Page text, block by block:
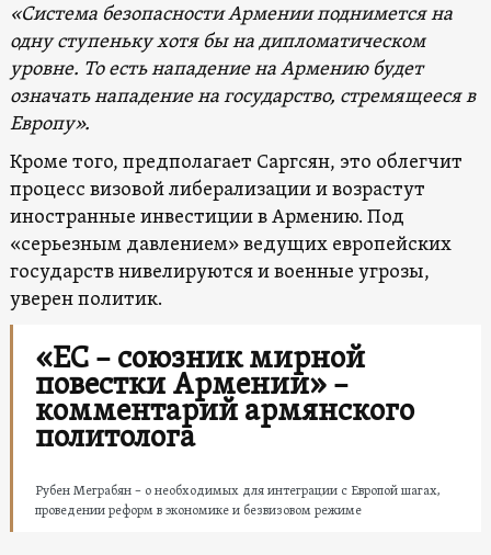
«Система безопасности Армении поднимется на
одну ступеньку хотя бы на дипломатическом
уровне. То есть нападение на Армению будет
означать нападение на государство, стремящееся в
Европу».
Кроме того, предполагает Саргсян, это облегчит
процесс визовой либерализации и возрастут
иностранные инвестиции в Армению. Под
«серьезным давлением» ведущих европейских
государств нивелируются и военные угрозы,
уверен политик.
«ЕС – союзник мирной
повестки Армении» –
комментарий армянского
политолога
Рубен Меграбян – о необходимых для интеграции с Европой шагах,
проведении реформ в экономике и безвизовом режиме